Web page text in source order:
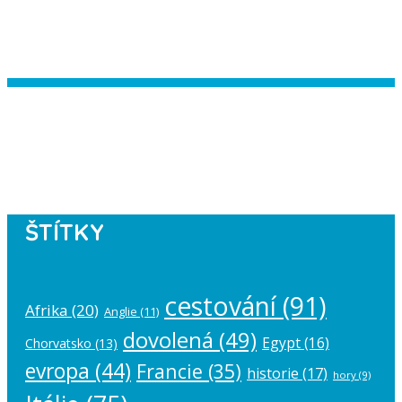
ŠTÍTKY
Afrika (20) Anglie (11) cestování(91)
Chorvatsko (13) dovolená (49) Egypt(16)
evropa (44) Francie (35) historie (17) hory (9)